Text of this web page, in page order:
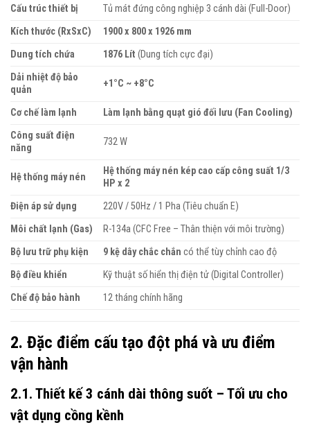
Cấu trúc thiết bị
Tủ mát đứng công nghiệp 3 cánh dài (Full-Door)
Kích thước (RxSxC)
1900 x 800 x 1926 mm
Dung tích chứa
1876 Lít (Dung tích cực đại)
Dải nhiệt độ bảo
quản
+1°C ~ +8°C
Cơ chế làm lạnh
Làm lạnh bằng quạt gió đối lưu (Fan Cooling)
Công suất điện
năng
732 W
Hệ thống máy nén
Hệ thống máy nén kép cao cấp công suất 1/3
HP x 2
Điện áp sử dụng
220V / 50Hz / 1 Pha (Tiêu chuẩn E)
Môi chất lạnh (Gas)
R-134a (CFC Free – Thân thiện với môi trường)
Bộ lưu trữ phụ kiện
9 kệ dây chắc chắn có thể tùy chỉnh cao độ
Bộ điều khiển
Kỹ thuật số hiển thị điện tử (Digital Controller)
Chế độ bảo hành
12 tháng chính hãng
2. Đặc điểm cấu tạo đột phá và ưu điểm
vận hành
2.1. Thiết kế 3 cánh dài thông suốt – Tối ưu cho
vật dụng cồng kềnh